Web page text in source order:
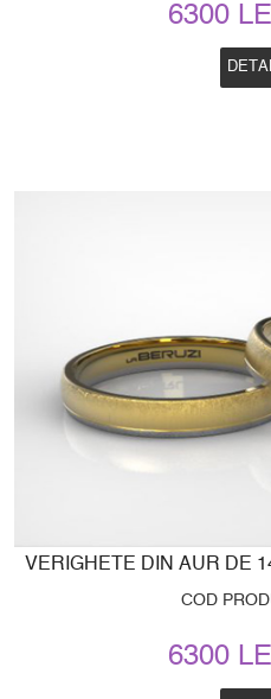
6300 LEI
VERIGHETE DIN AUR DE
COD
6300 LEI